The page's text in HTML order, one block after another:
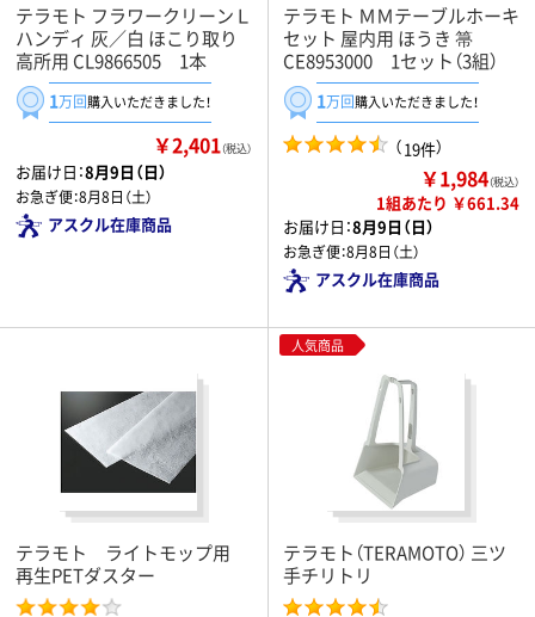
テラモト フラワークリーンＬ
ハンディ 灰／白 ほこり取り
高所用 CL9866505 1本
1万回購入いただきました！
￥2,401（税込）
お届け日：8月9日（日）
お急ぎ便：8月8日（土）
アスクル在庫商品
テラモト ＭＭテーブルホーキ
セット 屋内用 ほうき 箒
CE8953000 1セット（3組）
1万回購入いただきました！
（19件）
￥1,984（税込）
1組あたり ￥661.34
お届け日：8月9日（日）
お急ぎ便：8月8日（土）
アスクル在庫商品
テラモト ライトモップ用
再生PETダスター
人気商品
テラモト（TERAMOTO） 三ツ
手チリトリ